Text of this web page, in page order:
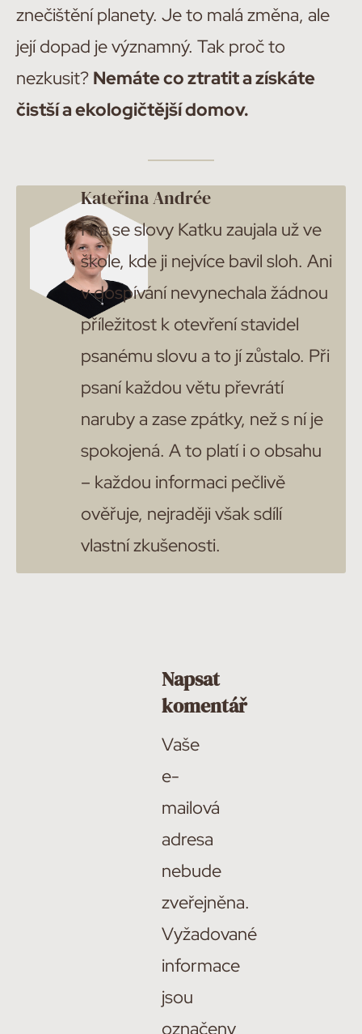
znečištění planety. Je to malá změna, ale
její dopad je významný. Tak proč to
nezkusit? Nemáte co ztratit a získáte
čistší a ekologičtější domov.
Kateřina Andrée
Hra se slovy Katku zaujala už ve
škole, kde ji nejvíce bavil sloh. Ani
v dospívání nevynechala žádnou
příležitost k otevření stavidel
psanému slovu a to jí zůstalo. Při
psaní každou větu převrátí
naruby a zase zpátky, než s ní je
spokojená. A to platí i o obsahu
– každou informaci pečlivě
ověřuje, nejraději však sdílí
vlastní zkušenosti.
Napsat
komentář
Vaše
e-
mailová
adresa
nebude
zveřejněna.
Vyžadované
informace
jsou
označeny